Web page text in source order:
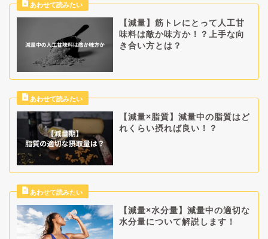
【減量】筋トレにとって人工甘
味料は敵か味方か！？上手な向
き合い方とは？
【減量×脂質】減量中の脂質はど
れくらい摂れば良い！？
【減量×水分量】減量中の適切な
水分量について解説します！